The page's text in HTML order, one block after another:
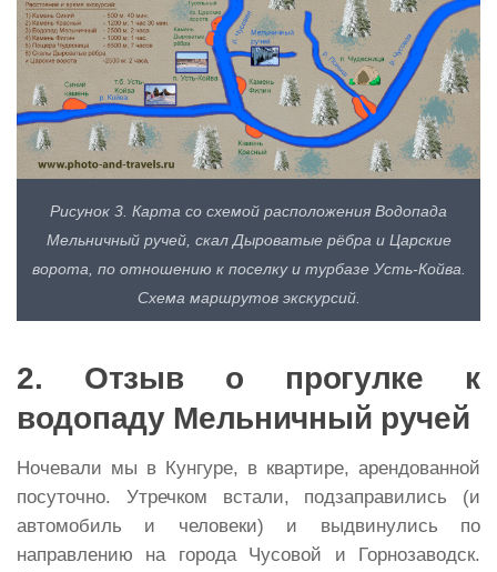
Рисунок 3. Карта со схемой расположения Водопада
Мельничный ручей, скал Дыроватые рёбра и Царские
ворота, по отношению к поселку и турбазе Усть-Койва.
Схема маршрутов экскурсий.
2. Отзыв о прогулке к
водопаду Мельничный ручей
Ночевали мы в Кунгуре, в квартире, арендованной
посуточно. Утречком встали, подзаправились (и
автомобиль и человеки) и выдвинулись по
направлению на города Чусовой и Горнозаводск.